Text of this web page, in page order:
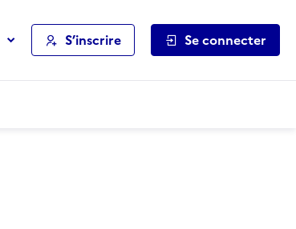
S’inscrire Se connecter